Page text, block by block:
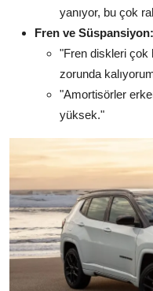
yanıyor, bu çok
Fren ve Süspansiyon:
"Fren diskleri çok
zorunda
"Amortisörler
yüksek."